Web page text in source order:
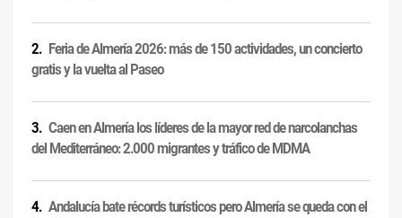
Feria de Almería 2026: más de 150 actividades, un concierto
gratis y la vuelta al Paseo
Caen en Almería los líderes de la mayor red de narcolanchas
del Mediterráneo: 2.000 migrantes y tráfico de MDMA
Andalucía bate récords turísticos pero Almería se queda con el